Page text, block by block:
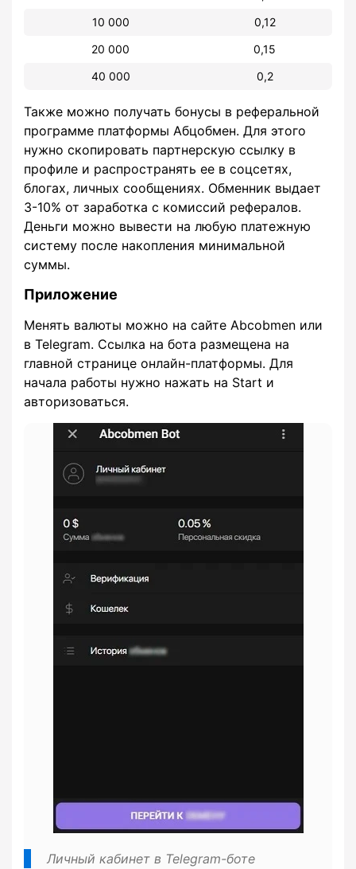
10 000
0,12
20 000
0,15
40 000
0,2
Также можно получать бонусы в реферальной
программе платформы Абцобмен. Для этого
нужно скопировать партнерскую ссылку в
профиле и распространять ее в соцсетях,
блогах, личных сообщениях. Обменник выдает
3-10% от заработка с комиссий рефералов.
Деньги можно вывести на любую платежную
систему после накопления минимальной
суммы.
Приложение
Менять валюты можно на сайте Abcobmen или
в Telegram. Ссылка на бота размещена на
главной странице онлайн-платформы. Для
начала работы нужно нажать на Start и
авторизоваться.
Личный кабинет в Telegram-боте